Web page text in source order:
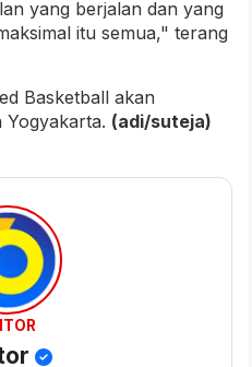
yang berjalan dan yang
itu semua," terang
Basketball akan
Yogyakarta. (adi/suteja)